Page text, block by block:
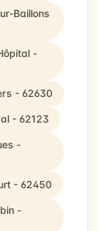
Baillons
-
- 62630
- 62123
-
- 62450
-